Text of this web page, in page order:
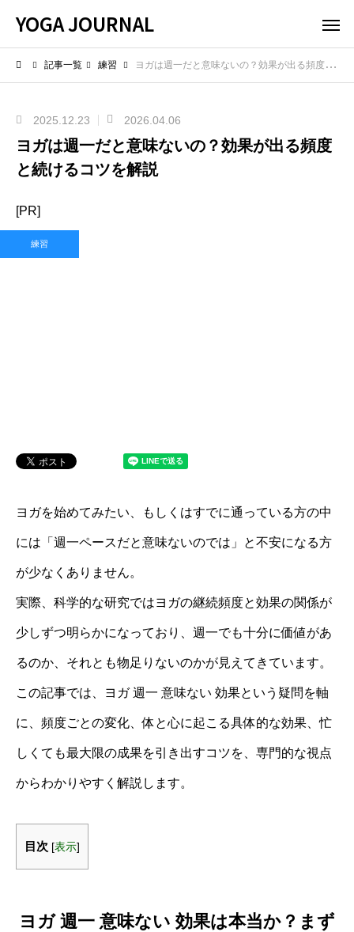
YOGA JOURNAL
記事一覧 練習 ヨガは週一だと意味ないの？効果が出る頻度と続けるコツを解説
2025.12.23 2026.04.06
ヨガは週一だと意味ないの？効果が出る頻度
と続けるコツを解説
[PR]
練習
ヨガを始めてみたい、もしくはすでに通っている方の中
には「週一ペースだと意味ないのでは」と不安になる方
が少なくありません。
実際、科学的な研究ではヨガの継続頻度と効果の関係が
少しずつ明らかになっており、週一でも十分に価値があ
るのか、それとも物足りないのかが見えてきています。
この記事では、ヨガ 週一 意味ない 効果という疑問を軸
に、頻度ごとの変化、体と心に起こる具体的な効果、忙
しくても最大限の成果を引き出すコツを、専門的な視点
からわかりやすく解説します。
目次 [表示]
ヨガ 週一 意味ない 効果は本当か？まず